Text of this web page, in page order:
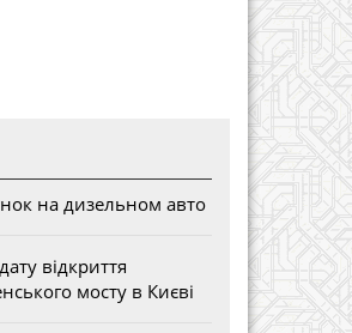
на дизельном авто
відкриття
мосту в Києві